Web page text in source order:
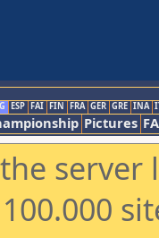
ESP FAI FIN FRA GER GRE INA
Pictures